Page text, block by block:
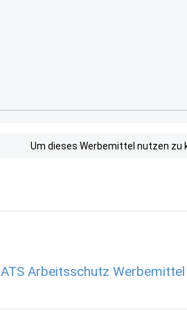
Um dieses Werbemittel nutzen zu
ATS Arbeitsschutz